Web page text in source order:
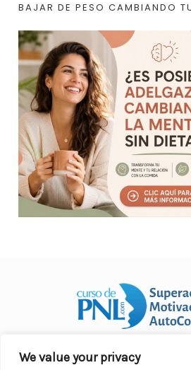
We value your privacy
BAJAR DE PESO CAMBIANDO
Curso Práctico de PNL a distancia